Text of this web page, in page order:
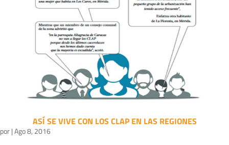
ASÍ SE VIVE CON LOS CLAP EN LAS REGIONES
por|Ago 8, 2016